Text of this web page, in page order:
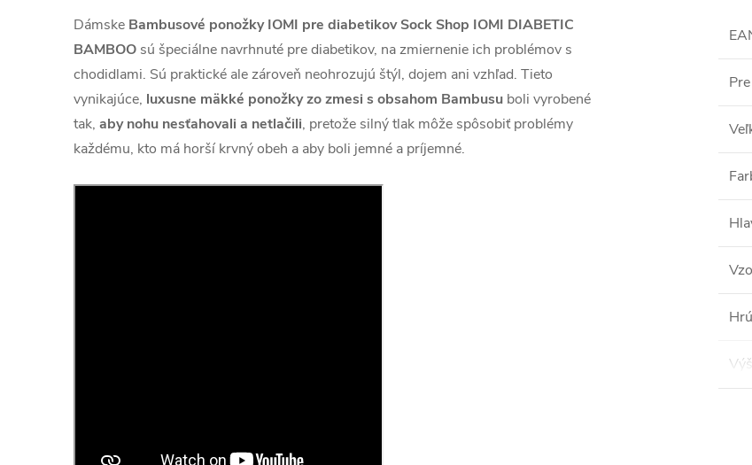
Dámske Bambusové ponožky IOMI pre diabetikov Sock Shop IOMI DIABETIC
BAMBOO sú špeciálne navrhnuté pre diabetikov, na zmiernenie ich problémov s
chodidlami. Sú praktické ale zároveň neohrozujú štýl, dojem ani vzhľad. Tieto
vynikajúce, luxusne mäkké ponožky zo zmesi s obsahom Bambusu boli vyrobené
tak, aby nohu nesťahovali a netlačili, pretože silný tlak môže spôsobiť problémy
každému, kto má horší krvný obeh a aby boli jemné a príjemné.